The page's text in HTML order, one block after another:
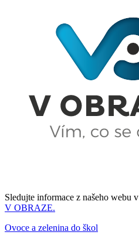
Sledujte informace z našeho webu v
V OBRAZE.
Ovoce a zelenina do škol